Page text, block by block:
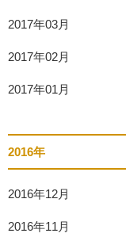
2017年03月
2017年02月
2017年01月
2016年
2016年12月
2016年11月